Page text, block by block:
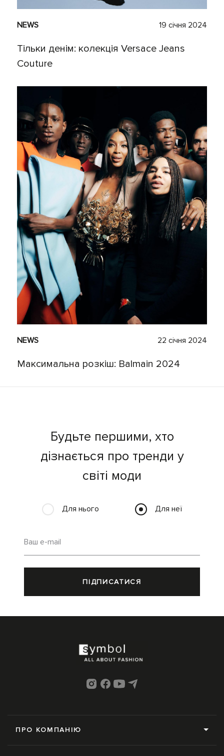
NEWS 19 січня 2024
Тільки денім: колекція Versace Jeans
Couture
NEWS 22 січня 2024
Максимальна розкіш: Balmain 2024
Будьте першими, хто
дізнається про тренди у
світі моди
Для нього Для неї
Ваш e-mail
ПІДПИСАТИСЯ
ПРО КОМПАНІЮ